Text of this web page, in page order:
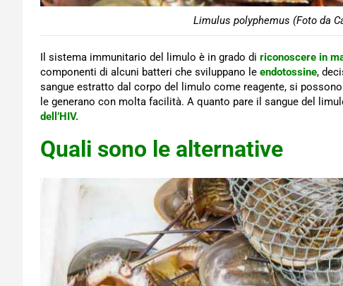
Limulus polyphemus (Foto da
Il sistema immunitario del limulo è in grado di riconoscere in
componenti di alcuni batteri che sviluppano le endotossine,
sangue estratto dal corpo del limulo come reagente, si
le generano con molta facilità. A quanto pare il sangue del
dell’HIV.
Quali sono le alternative